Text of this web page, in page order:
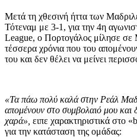
Μετά τη χθεσινή ήττα των
Τότεναμ με 3-1, για την 4η
League, ο Πορτογάλος μίλησε
τέσσερα χρόνια που του
του και δεν θέλει να μείνει
«Τα πάω πολύ καλά στην Ρεάλ
απομένουν στο συμβολαιό μου
χαρά», ειπε χαρακτηριστικά στο
για την κατάσταση της ομάδας: